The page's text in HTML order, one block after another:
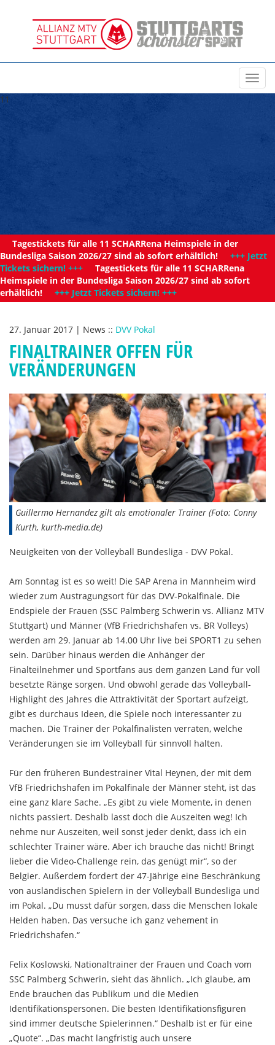
11
Tagestickets für alle 11 SCHARRena Heimspiele in der
Bundesliga Saison 2026/27 sind ab sofort erhältlich! +++ Jetzt
Tickets sichern! +++ Tagestickets für alle 11 SCHARRena
Heimspiele in der Bundesliga Saison 2026/27 sind ab sofort
erhältlich! +++ Jetzt Tickets sichern! +++
27. Januar 2017 | News :: DVV Pokal
FINALTRAINER OFFEN FÜR
VERÄNDERUNGEN
Guillermo Hernandez gilt als emotionaler Trainer (Foto: Conny
Kurth, kurth-media.de)
Neuigkeiten von der Volleyball Bundesliga - DVV Pokal.
Am Sonntag ist es so weit! Die SAP Arena in Mannheim wird
wieder zum Austragungsort für das DVV-Pokalfinale. Die
Endspiele der Frauen (SSC Palmberg Schwerin vs. Allianz MTV
Stuttgart) und Männer (VfB Friedrichshafen vs. BR Volleys)
werden am 29. Januar ab 14.00 Uhr live bei SPORT1 zu sehen
sein. Darüber hinaus werden die Anhänger der
Finalteilnehmer und Sportfans aus dem ganzen Land für voll
besetzte Ränge sorgen. Und obwohl gerade das Volleyball-
Highlight des Jahres die Attraktivität der Sportart aufzeigt,
gibt es durchaus Ideen, die Spiele noch interessanter zu
machen. Die Trainer der Pokalfinalisten verraten, welche
Veränderungen sie im Volleyball für sinnvoll halten.
Für den früheren Bundestrainer Vital Heynen, der mit dem
VfB Friedrichshafen im Pokalfinale der Männer steht, ist das
eine ganz klare Sache. „Es gibt zu viele Momente, in denen
nichts passiert. Deshalb lasst doch die Auszeiten weg! Ich
nehme nur Auszeiten, weil sonst jeder denkt, dass ich ein
schlechter Trainer wäre. Aber ich brauche das nicht! Bringt
lieber die Video-Challenge rein, das genügt mir“, so der
Belgier. Außerdem fordert der 47-Jährige eine Beschränkung
von ausländischen Spielern in der Volleyball Bundesliga und
im Pokal. „Du musst dafür sorgen, dass die Menschen lokale
Helden haben. Das versuche ich ganz vehement in
Friedrichshafen.“
Felix Koslowski, Nationaltrainer der Frauen und Coach vom
SSC Palmberg Schwerin, sieht das ähnlich. „Ich glaube, am
Ende brauchen das Publikum und die Medien
Identifikationspersonen. Die besten Identifikationsfiguren
sind immer deutsche Spielerinnen.“ Deshalb ist er für eine
„Quote“. „Das macht langfristig auch unsere